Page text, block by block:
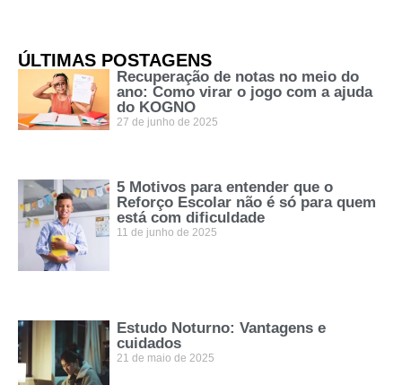
ÚLTIMAS POSTAGENS
Recuperação de notas no meio do
ano: Como virar o jogo com a ajuda
do KOGNO
27 de junho de 2025
5 Motivos para entender que o
Reforço Escolar não é só para quem
está com dificuldade
11 de junho de 2025
Estudo Noturno: Vantagens e
cuidados
21 de maio de 2025